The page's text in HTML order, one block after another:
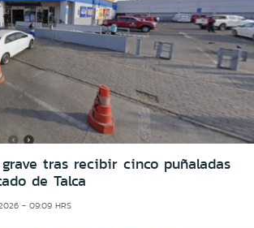
tras recibir cinco puñaladas
de Talca
- 09:09 HRS